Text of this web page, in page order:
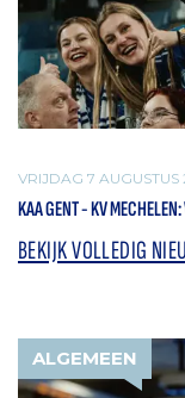
VRIJDAG 7 AUGUSTUS
KAA GENT - KV MECHELEN:
BEKIJK VOLLEDIG
ALGEMEEN